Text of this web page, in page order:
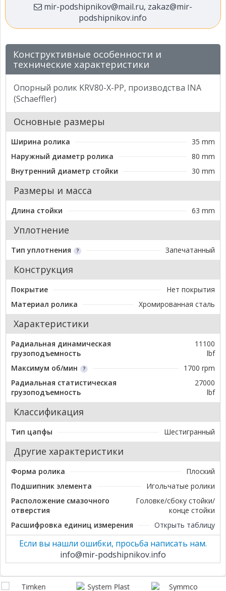
mir-podshipnikov@mail.ru, zakaz@mir-
podshipnikov.info
Конструктивные особенности и
технические характеристики
Опорный ролик KRV80-X-PP, производства INA
(Schaeffler)
Основные размеры
Ширина ролика
35 mm
Наружный диаметр ролика
80 mm
Внутренний диаметр стойки
30 mm
Размеры и масса
Длина стойки 63 mm
Уплотнение
Тип уплотнения Запечатанный
Конструкция
Покрытие
Нет покрытия
Материал ролика
Хромированная сталь
Характеристики
Радиальная динамическая
грузоподъемность
11100
lbf
Максимум об/мин
1700 rpm
Радиальная статистическая
грузоподъемность
27000
lbf
Классификация
Тип цапфы Шестигранный
Другие характеристики
Форма ролика
Плоский
Подшипник элемента
Игольчатые ролики
Расположение смазочного
отверстия
Головке/сбоку стойки/
конце стойки
Расшифровка единиц измерения
Открыть таблицу
Если вы нашли ошибки, просьба написать нам.
info@mir-podshipnikov.info